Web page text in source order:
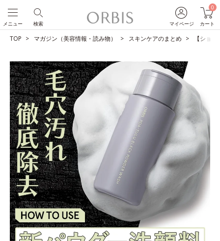
マイページ
0
カート
検索
メニュー
TOP マガジン（美容情報・読み物） スキンケアのまとめ 【ショ